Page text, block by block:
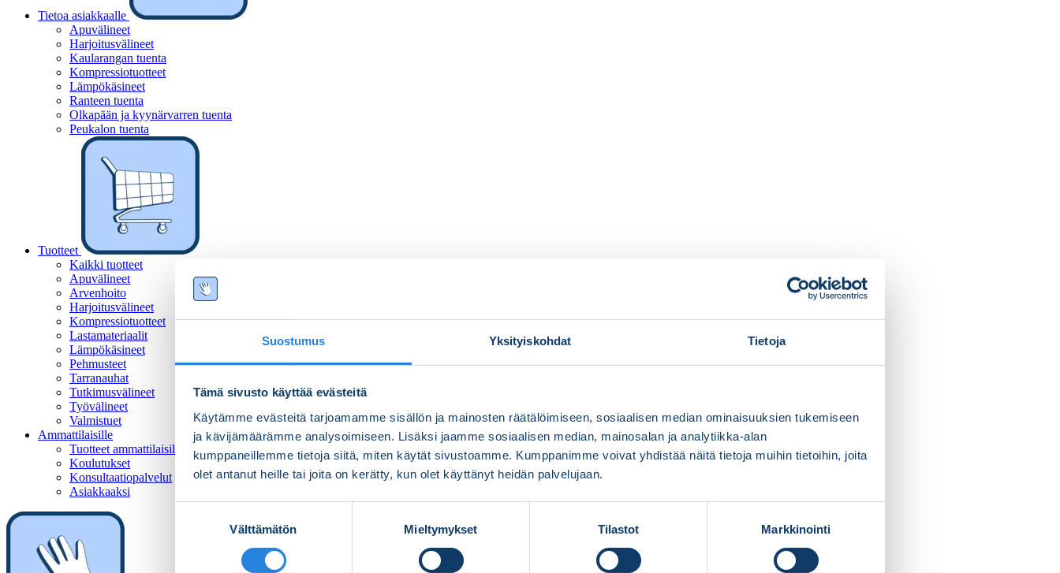
Suostumus Yksityiskohdat Tietoja
Tämä sivusto käyttää evästeitä
Käytämme evästeitä tarjoamamme sisällön ja mainosten räätälöimiseen, sosiaalisen median ominaisuuksien tukemiseen
ja kävijämäärämme analysoimiseen. Lisäksi jaamme sosiaalisen median, mainosalan ja analytiikka-alan
kumppaneillemme tietoja siitä, miten käytät sivustoamme. Kumppanimme voivat yhdistää näitä tietoja muihin tietoihin, joita
olet antanut heille tai joita on kerätty, kun olet käyttänyt heidän palvelujaan.
Välttämätön Mieltymykset Tilastot Markkinointi
Tietoa asiakkaalle
Apuvälineet
Harjoitusvälineet
Kaularangan tuenta
Kompressiotuotteet
Lämpökäsineet
Ranteen tuenta
Olkapään ja kyynärvarren tuenta
Peukalon tuenta
Tuotteet
Kaikki tuotteet
Apuvälineet
Arvenhoito
Harjoitusvälineet
Kompressiotuotteet
Lastamateriaalit
Lämpökäsineet
Pehmusteet
Tarranauhat
Tutkimusvälineet
Työvälineet
Valmistuet
Ammattilaisille
Tuotteet ammattilaisille
Koulutukset
Konsultaatiopalvelut
Asiakkaaksi